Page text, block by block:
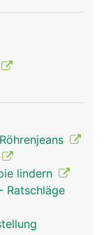
lindern
Ratschläge